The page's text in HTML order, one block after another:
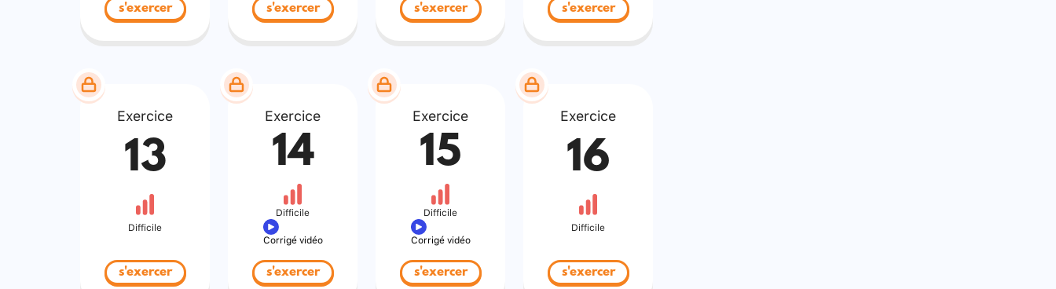
s'exercer s'exercer s'exercer s'exercer
Exercice
13
Difficile
s'exercer
Exercice
14
Difficile
Corrigé vidéo
s'exercer
Exercice
15
Difficile
Corrigé vidéo
s'exercer
Exercice
16
Difficile
s'exercer